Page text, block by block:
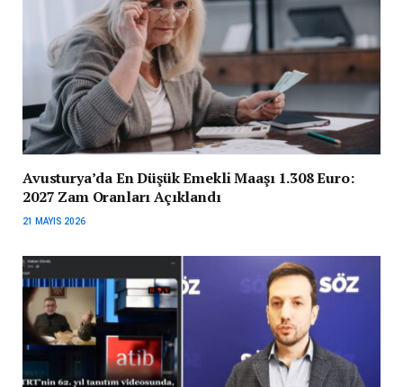
Avusturya’da En Düşük Emekli Maaşı 1.308 Euro:
2027 Zam Oranları Açıklandı
21 MAYIS 2026